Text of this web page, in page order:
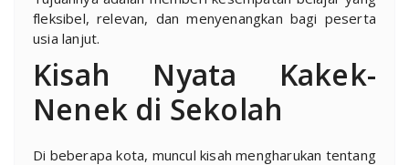
fleksibel, relevan, dan menyenangkan bagi peserta
usia lanjut.
Kisah Nyata Kakek-
Nenek di Sekolah
Di beberapa kota, muncul kisah mengharukan tentang